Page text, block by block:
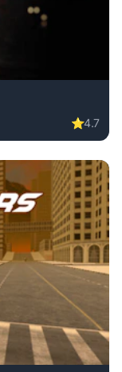
⭐4.7
no download